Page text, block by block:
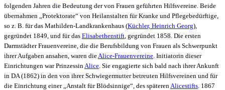
folgenden Jahren die Bedeutung der von Frauen geführten Hilfsvereine. Beide
übernahmen „Protektorate“ von Heilanstalten für Kranke und Pflegebedürftige,
so z. B. für das Mathilden-Landkrankenhaus (Küchler, Heinrich Georg),
gegründet 1849, und für das Elisabethenstift , gegründet 1858. Die ersten
DarmstädterFrauenvereine , die die Berufsbildung von Frauen als Schwerpunkt
ihrer Aufgaben ansahen, waren die Alice-Frauenvereine . Initiatorin dieser
Einrichtungen war Prinzessin Alice . Sie engagierte sich bald nach ihrer Ankunft
in DA (1862) in den von ihrer Schwiegermutter betreuten Hilfsvereinen und für
die Einrichtung einer „Anstalt für Blödsinnige“, des späteren Alicestifts . 1867